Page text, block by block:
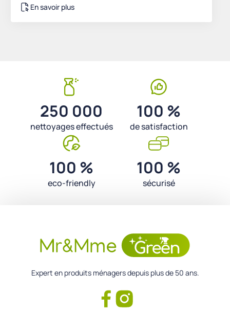
En savoir plus
250 000
nettoyages effectués
100 %
de satisfaction
100 %
eco-friendly
100 %
sécurisé
Expert en produits ménagers depuis plus de 50 ans.